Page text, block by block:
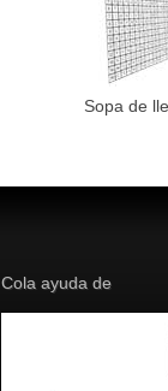
Sopa de
Cola ayuda de